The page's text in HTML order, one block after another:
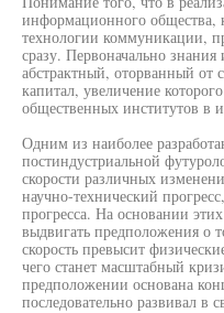
информационного общества,
технологии коммуникации,
сразу. Первоначально
абстрактный, оторванный
капитал, увеличение
общественных институтов в
Одним из наиболее
постиндустриальной
скорости различных
научно-технический
прогресса. На основании
выдвигать предположения о
скорость превысит
чего станет масштабный
предположении основана
последовательно развивал в